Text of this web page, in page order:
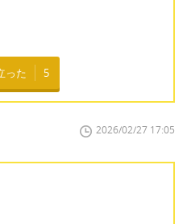
った 5
2026/02/27 17:05